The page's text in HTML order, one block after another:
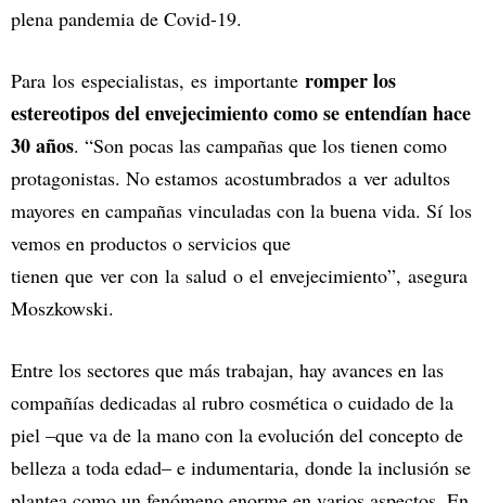
plena pandemia de Covid-19.
Para los especialistas, es importante romper los
estereotipos del envejecimiento como se entendían hace
30 años. “Son pocas las campañas que los tienen como
protagonistas. No estamos acostumbrados a ver adultos
mayores en campañas vinculadas con la buena vida. Sí los
vemos en productos o servicios que
tienen que ver con la salud o el envejecimiento”, asegura
Moszkowski.
Entre los sectores que más trabajan, hay avances en las
compañías dedicadas al rubro cosmética o cuidado de la
piel –que va de la mano con la evolución del concepto de
belleza a toda edad– e indumentaria, donde la inclusión se